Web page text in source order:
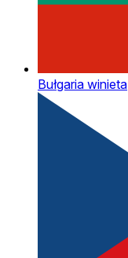
Bułgaria winieta